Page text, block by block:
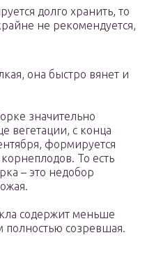
долго хранить, то
не рекомендуется,
она быстро вянет и
значительно
вегетации, с конца
формируется
То есть
– это недобор
содержит меньше
полностью созревшая.